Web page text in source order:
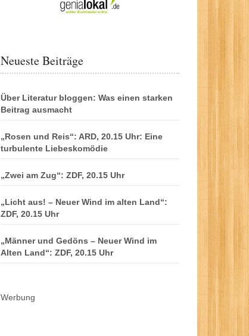
Neueste Beiträge
Über Literatur bloggen: Was einen starken
Beitrag ausmacht
„Rosen und Reis“: ARD, 20.15 Uhr: Eine
turbulente Liebeskomödie
„Zwei am Zug“: ZDF, 20.15 Uhr
„Licht aus! – Neuer Wind im alten Land“:
ZDF, 20.15 Uhr
„Männer und Gedöns – Neuer Wind im
Alten Land“: ZDF, 20.15 Uhr
Werbung